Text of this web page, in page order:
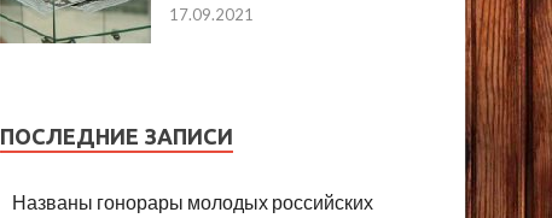
17.09.2021
ПОСЛЕДНИЕ ЗАПИСИ
Названы гонорары молодых российских